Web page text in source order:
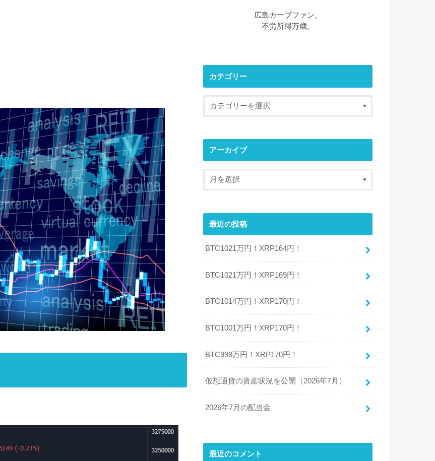
広島カープファン。
不労所得万歳。
カテゴリー
アーカイブ
最近の投稿
BTC1021万円！XRP164円！
BTC1021万円！XRP169円！
BTC1014万円！XRP170円！
BTC1001万円！XRP170円！
BTC998万円！XRP170円！
仮想通貨の資産状況を公開（2026年7月）
2026年7月の配当金
最近のコメント